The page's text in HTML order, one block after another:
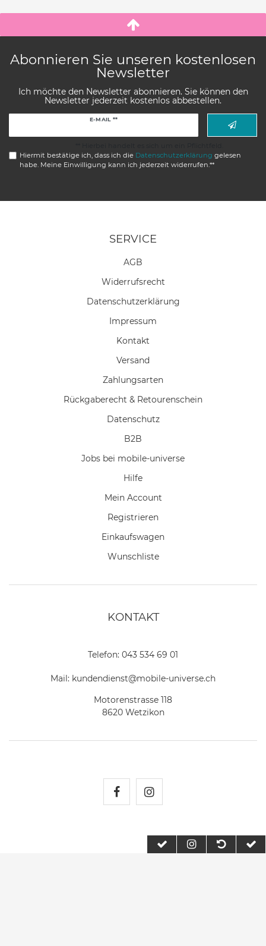
Abonnieren Sie unseren kostenlosen
Newsletter
Ich möchte den Newsletter abonnieren. Sie können den
Newsletter jederzeit kostenlos abbestellen.
E-MAIL **
Hiermit bestätige ich, dass ich die Daten­schutz­erklärung gelesen
habe. Meine Einwilligung kann ich jederzeit widerrufen.**
SERVICE
AGB
Widerrufs­recht
Daten­schutz­erklärung
Impressum
Kontakt
Versand
Zahlungsarten
Rückgaberecht & Retourenschein
Datenschutz
B2B
Jobs bei mobile-universe
Hilfe
Mein Account
Registrieren
Einkaufswagen
Wunschliste
KONTAKT
Telefon: 043 534 69 01
Mail: kundendienst@mobile-universe.ch
Motorenstrasse 118
8620 Wetzikon